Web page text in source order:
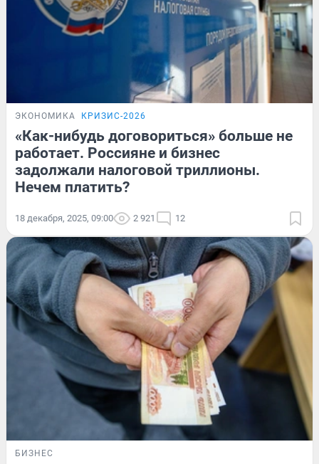
ЭКОНОМИКА КРИЗИС-2026
«Как-нибудь договориться» больше не
работает. Россияне и бизнес
задолжали налоговой триллионы.
Нечем платить?
18 декабря, 2025, 09:00 2 921 12
БИЗНЕС